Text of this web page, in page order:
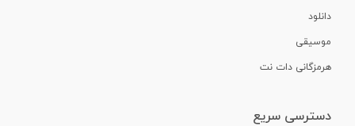
دانلود
موسیقی
هرمزگانی دات نت
دسترسی سریع